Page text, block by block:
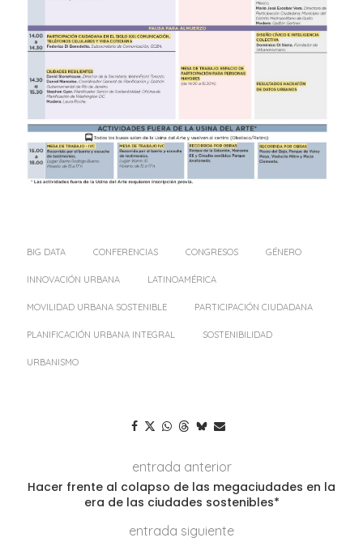
BIG DATA CONFERENCIAS CONGRESOS GÉNERO
INNOVACIÓN URBANA LATINOAMÉRICA
MOVILIDAD URBANA SOSTENIBLE PARTICIPACIÓN CIUDADANA
PLANIFICACIÓN URBANA INTEGRAL SOSTENIBILIDAD
URBANISMO
entrada anterior
Hacer frente al colapso de las megaciudades en la
era de las ciudades sostenibles*
entrada siguiente